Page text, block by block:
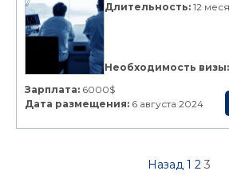
Длительность: 12
Необходимость визы:
Зарплата: 6000$
Дата размещения: 6 августа 2024
Назад 1 2 3